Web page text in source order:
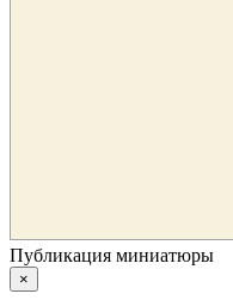
Публикация миниатюры
×